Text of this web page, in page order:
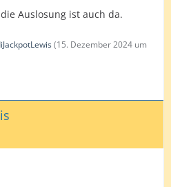
Auslosung ist auch da.
(15. Dezember 2024 um